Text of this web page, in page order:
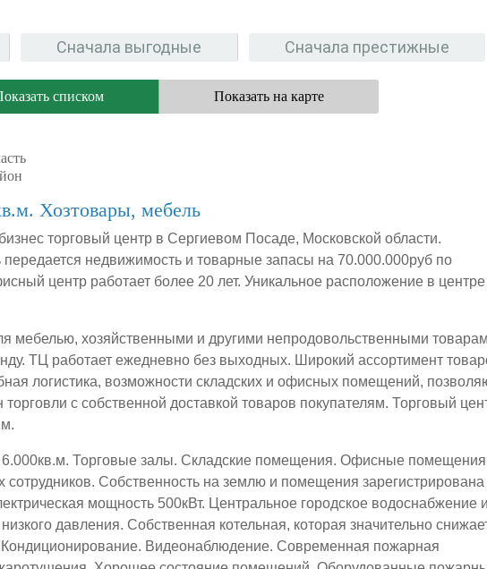
Сначала выгодные Сначала престижные
списком Показать на карте
Хозтовары, мебель
торговый центр в Сергиевом Посаде, Московской области.
передается недвижимость и товарные запасы на 70.000.000руб по
центр работает более 20 лет. Уникальное расположение в центре
мебелью, хозяйственными и другими непродовольственными
ТЦ работает ежедневно без выходных. Широкий ассортимент
логистика, возможности складских и офисных помещений,
с собственной доставкой товаров покупателям. Торговый
Торговые залы. Складские помещения. Офисные
Собственность на землю и помещения зарегистрирована
мощность 500кВт. Центральное городское водоснабжение и
давления. Собственная котельная, которая значительно
Видеонаблюдение. Современная пожарная